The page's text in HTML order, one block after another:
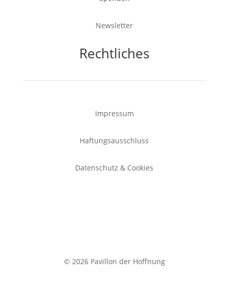
Newsletter
Rechtliches
Impressum
Haftungsausschluss
Datenschutz & Cookies
© 2026 Pavillon der Hoffnung